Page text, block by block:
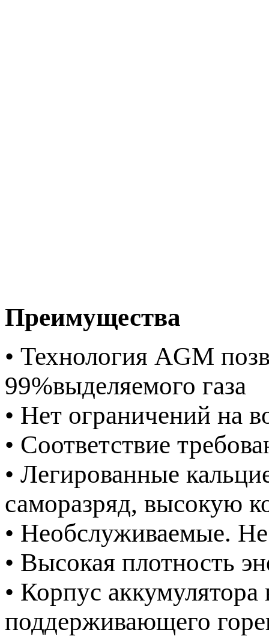
Преимущества
• Технология AGM
99%выделяемого газа
• Нет ограничений на
• Соответствие
• Легированные
саморазряд, высокую
• Необслуживаемые.
• Высокая плотность
• Корпус
поддерживающего